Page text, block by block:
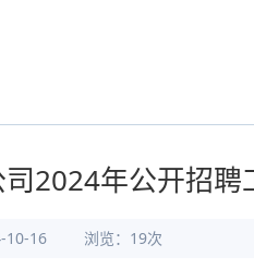
2024年公开招
10-16 浏览： 19次